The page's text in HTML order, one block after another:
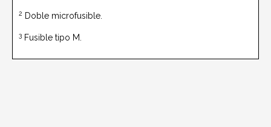
2 Doble microfusible.
3 Fusible tipo M.